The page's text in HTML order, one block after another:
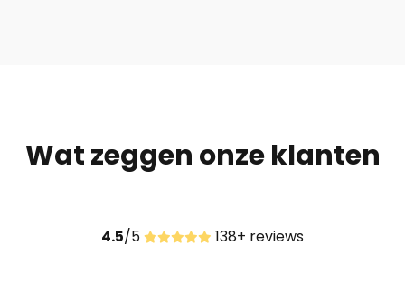
Wat zeggen onze klanten
4.5/5 138+ reviews